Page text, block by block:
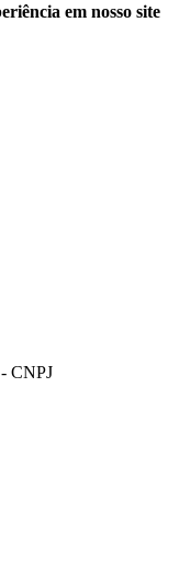
em nosso site
CNPJ